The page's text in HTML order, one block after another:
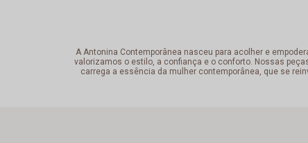
A Antonina Contemporânea nasceu para acolher e
valorizamos o estilo, a confiança e o conforto. Nossas
carrega a essência da mulher contemporânea, que se